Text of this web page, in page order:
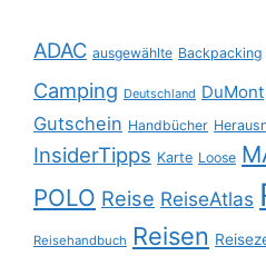
ADAC ausgewählte Backpacking
Camping Deutschland DuMont
Gutschein Handbücher
InsiderTipps Karte Loose
POLO Reise ReiseAtlas
Reisehandbuch Reisen